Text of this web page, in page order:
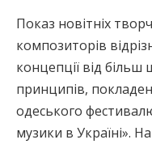
Показ новітніх
композиторів
концепції від більш
принципів,
одеського
музики в Україні».